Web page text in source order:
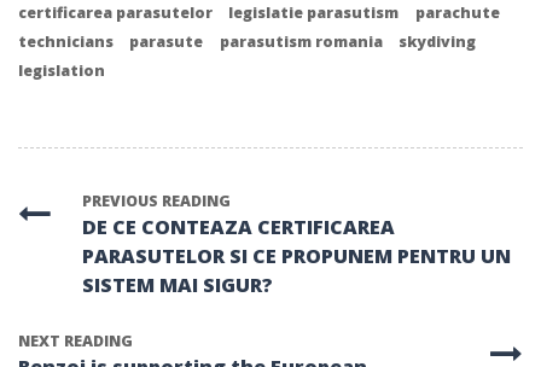
certificarea parasutelor legislatie parasutism
parachute
technicians
parasute parasutism romania
skydiving
legislation
PREVIOUS READING
DE CE CONTEAZA CERTIFICAREA
PARASUTELOR SI CE PROPUNEM PENTRU UN
SISTEM MAI SIGUR?
NEXT READING